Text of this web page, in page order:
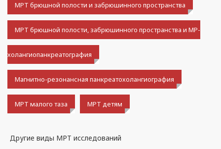
МРТ брюшной полости и забрюшинного пространства
МРТ брюшной полости, забрюшинного пространства и МР-
холангиопанкреатография
Магнитно-резонансная панкреатохолангиография
МРТ малого таза МРТ детям
Другие виды МРТ исследований